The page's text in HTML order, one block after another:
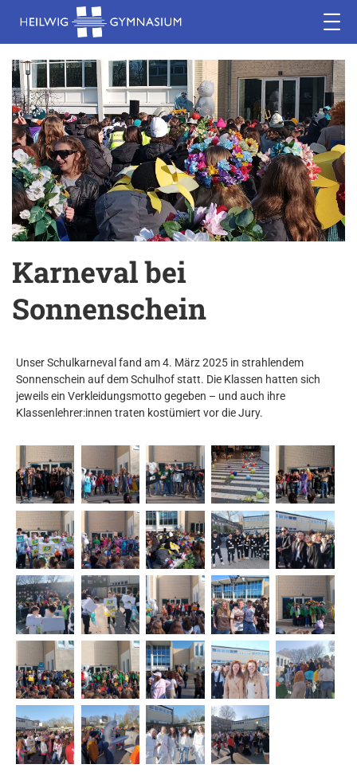
Karneval bei
Sonnenschein
Unser Schulkarneval fand am 4. März 2025 in strahlendem
Sonnenschein auf dem Schulhof statt. Die Klassen hatten sich
jeweils ein Verkleidungsmotto gegeben – und auch ihre
Klassenlehrer:innen traten kostümiert vor die Jury.